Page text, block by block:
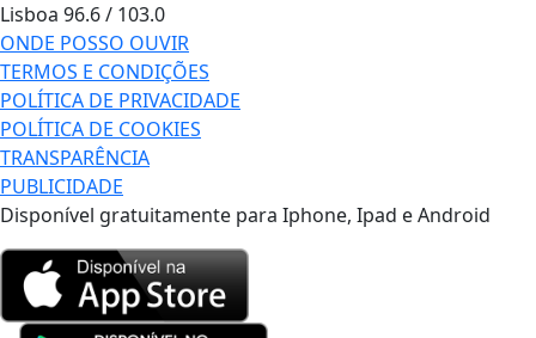
Lisboa 96.6 / 103.0
ONDE POSSO OUVIR
TERMOS E CONDIÇÕES
POLÍTICA DE PRIVACIDADE
POLÍTICA DE COOKIES
TRANSPARÊNCIA
PUBLICIDADE
Disponível gratuitamente para Iphone, Ipad e Android